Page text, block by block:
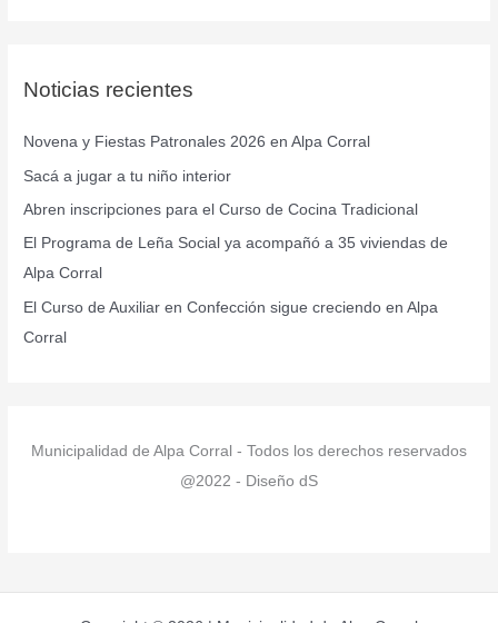
a
p
o
r
:
Noticias recientes
Novena y Fiestas Patronales 2026 en Alpa Corral
Sacá a jugar a tu niño interior
Abren inscripciones para el Curso de Cocina Tradicional
El Programa de Leña Social ya acompañó a 35 viviendas de
Alpa Corral
El Curso de Auxiliar en Confección sigue creciendo en Alpa
Corral
Municipalidad de Alpa Corral - Todos los derechos reservados
@2022 - Diseño dS